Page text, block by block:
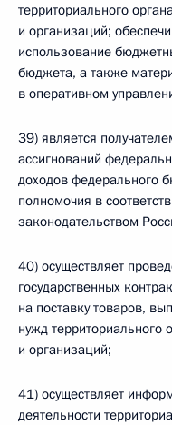
территориального
и организаций;
использование
бюджета, а также
в оперативном
39) является
ассигнований
доходов федерального
полномочия в
законодательством
40) осуществляет
государственных
на поставку товаров,
нужд территориального
и организаций;
41) осуществляет
деятельности